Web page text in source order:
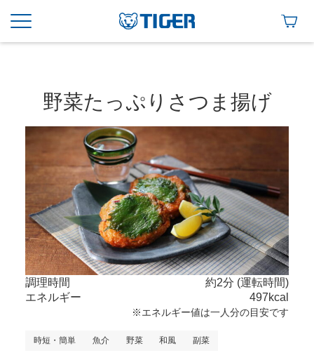
野菜たっぷりさつま揚げ
調理時間
約2分 (運転時間)
エネルギー
497kcal
※エネルギー値は一人分の目安です
時短・簡単 魚介 野菜 和風 副菜